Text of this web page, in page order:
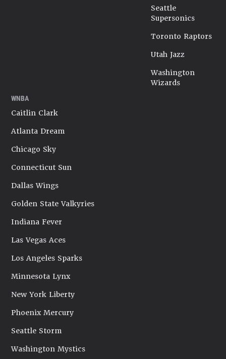
Seattle
Supersonics
Toronto Raptors
Utah Jazz
Washington
Wizards
WNBA
Caitlin Clark
Atlanta Dream
Chicago Sky
Connecticut Sun
Dallas Wings
Golden State Valkyries
Indiana Fever
Las Vegas Aces
Los Angeles Sparks
Minnesota Lynx
New York Liberty
Phoenix Mercury
Seattle Storm
Washington Mystics